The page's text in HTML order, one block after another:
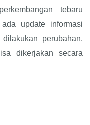
tebaru
update informasi
perubahan.
dikerjakan secara